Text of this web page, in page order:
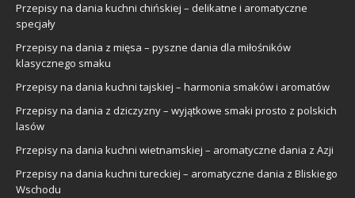
Przepisy na dania kuchni chińskiej – delikatne i aromatyczne
specjały
Przepisy na dania z mięsa – pyszne dania dla miłośników
klasycznego smaku
Przepisy na dania kuchni tajskiej – harmonia smaków i aromatów
Przepisy na dania z dziczyzny – wyjątkowe smaki prosto z polskich
lasów
Przepisy na dania kuchni wietnamskiej – aromatyczne dania z Azji
Przepisy na dania kuchni tureckiej – aromatyczne dania z Bliskiego
Wschodu